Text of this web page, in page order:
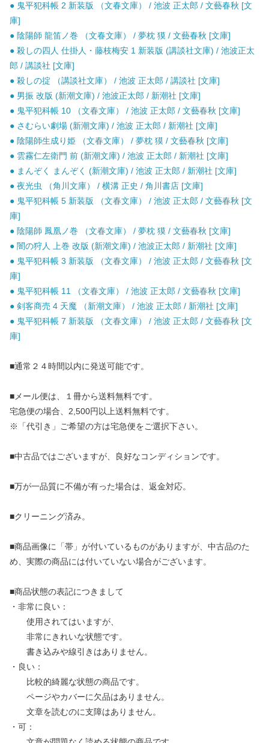
● 鬼平犯科帳 2 新装版 （文春文庫） / 池波 正太郎 / 文藝春秋 [文
庫]
● 陰陽師 龍笛ノ巻 （文春文庫） / 夢枕 獏 / 文藝春秋 [文庫]
● 殺しの四人 仕掛人・藤枝梅安 1 新装版 (講談社文庫) / 池波正太
郎 / 講談社 [文庫]
● 殺しの掟 （講談社文庫） / 池波 正太郎 / 講談社 [文庫]
● 男振 改版 (新潮文庫) / 池波正太郎 / 新潮社 [文庫]
● 鬼平犯科帳 10 （文春文庫） / 池波 正太郎 / 文藝春秋 [文庫]
● さむらい劇場 (新潮文庫) / 池波 正太郎 / 新潮社 [文庫]
● 陰陽師生成り姫 （文春文庫） / 夢枕 獏 / 文藝春秋 [文庫]
● 雲霧仁左衛門 前 (新潮文庫) / 池波 正太郎 / 新潮社 [文庫]
● まんぞく まんぞく (新潮文庫) / 池波 正太郎 / 新潮社 [文庫]
● 夜光虫 （角川文庫） / 横溝 正史 / 角川書店 [文庫]
● 鬼平犯科帳 5 新装版 （文春文庫） / 池波 正太郎 / 文藝春秋 [文
庫]
● 陰陽師 鳳凰ノ巻 （文春文庫） / 夢枕 獏 / 文藝春秋 [文庫]
● 闇の狩人 上巻 改版 (新潮文庫) / 池波正太郎 / 新潮社 [文庫]
● 鬼平犯科帳 3 新装版 （文春文庫） / 池波 正太郎 / 文藝春秋 [文
庫]
● 鬼平犯科帳 11 （文春文庫） / 池波 正太郎 / 文藝春秋 [文庫]
● 剣客商売 4 天魔 （新潮文庫） / 池波 正太郎 / 新潮社 [文庫]
● 鬼平犯科帳 7 新装版 （文春文庫） / 池波 正太郎 / 文藝春秋 [文
庫]
■通常２４時間以内に発送可能です。
■メール便は、１冊から送料無料です。
宅急便の場合、2,500円以上送料無料です。
※「代引き」ご希望の方は宅急便をご選択下さい。
■中古品ではございますが、良好なコンディションです。
■万が一品質に不備が有った場合は、返金対応。
■クリーニング済み。
■商品画像に「帯」が付いているものがありますが、中古品のた
め、実際の商品には付いていない場合がございます。
■商品状態の表記につきまして
・非常に良い：
使用されてはいますが、
非常にきれいな状態です。
書き込みや線引きはありません。
・良い：
比較的綺麗な状態の商品です。
ページやカバーに欠品はありません。
文章を読むのに支障はありません。
・可：